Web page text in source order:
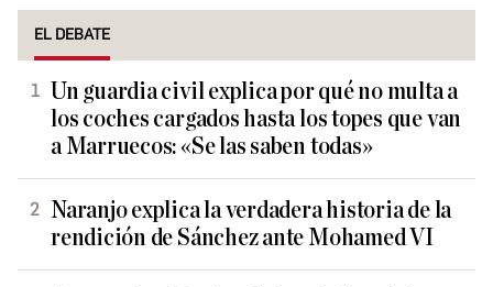
EL DEBATE
Un guardia civil explica por qué no multa a
los coches cargados hasta los topes que van
a Marruecos: «Se las saben todas»
Naranjo explica la verdadera historia de la
rendición de Sánchez ante Mohamed VI